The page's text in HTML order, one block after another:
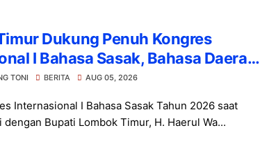
Dukung Penuh Kongres
I Bahasa Sasak, Bahasa Daerah
TONI BERITA AUG 05, 2026
Internasional I Bahasa Sasak Tahun 2026 saat
Bupati Lombok Timur, H. Haerul Wa...